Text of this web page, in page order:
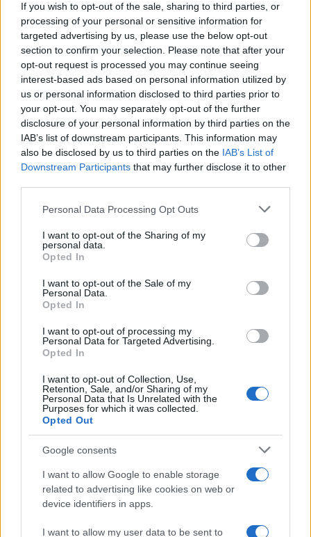
If you wish to opt-out of the sale, sharing to third parties, or
processing of your personal or sensitive information for
targeted advertising by us, please use the below opt-out
section to confirm your selection. Please note that after your
opt-out request is processed you may continue seeing
interest-based ads based on personal information utilized by
us or personal information disclosed to third parties prior to
your opt-out. You may separately opt-out of the further
disclosure of your personal information by third parties on the
IAB’s list of downstream participants. This information may
also be disclosed by us to third parties on the IAB’s List of
Downstream Participants that may further disclose it to other
Please note that this website/app uses one or more Google
not limited to your visit or usage behaviour. You may click to
grant or deny consent to Google and its third-party tags to
use your data for below specified purposes in below Google
consent section.
Personal Data Processing Opt Outs
I want to opt-out of the Sharing of my
personal data.
Opted In
I want to opt-out of the Sale of my
Personal Data.
Opted In
I want to opt-out of processing my
Personal Data for Targeted Advertising.
Opted In
I want to opt-out of Collection, Use,
Retention, Sale, and/or Sharing of my
Personal Data that Is Unrelated with the
Purposes for which it was collected.
Opted Out
Google consents
I want to allow Google to enable storage
related to advertising like cookies on web or
device identifiers in apps.
I want to allow my user data to be sent to
NEWS
Petrolio in calo: Brent a 91,82$, ribassi a due cifre per greggio
Andrea Innocenti · 5 Ago 2026
QUOTAZIONI CRYPTO
Nome
Gold (Terra
(PAXG)
Kinza Babylon Staked
BTC
$83,270.00
Steakhouse EURCV
$100,000,000,000,000.00